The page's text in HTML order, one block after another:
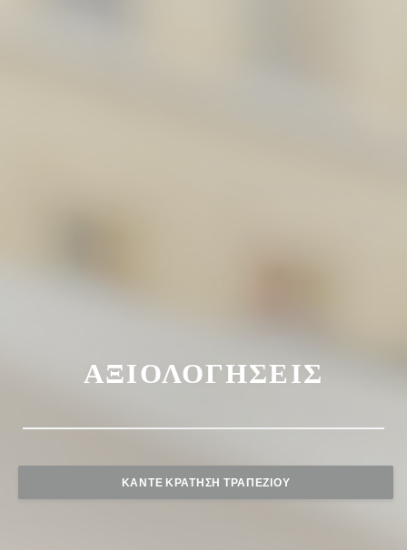
ΑΞΙΟΛΟΓΉΣΕΙΣ
ΚΆΝΤΕ ΚΡΆΤΗΣΗ ΤΡΑΠΕΖΙΟΎ